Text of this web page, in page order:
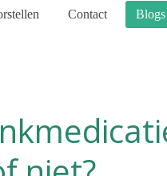
Contact